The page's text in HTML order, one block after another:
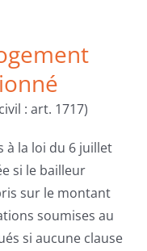
: art. 1717)
à la loi du 6 juillet
si le bailleur
sur le montant
soumises au
si aucune clause